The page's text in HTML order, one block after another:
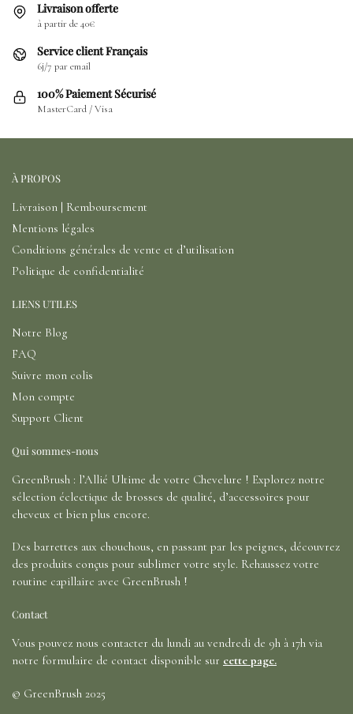
Livraison offerte
à partir de 40€
Service client Français
6j/7 par email
100% Paiement Sécurisé
MasterCard / Visa
À PROPOS
Livraison | Remboursement
Mentions légales
Conditions générales de vente et d’utilisation
Politique de confidentialité
LIENS UTILES
Notre Blog
FAQ
Suivre mon colis
Mon compte
Support Client
Qui sommes-nous
GreenBrush : l’Allié Ultime de votre Chevelure ! Explorez notre
sélection éclectique de brosses de qualité, d’accessoires pour
cheveux et bien plus encore.
Des barrettes aux chouchous, en passant par les peignes, découvrez
des produits conçus pour sublimer votre style. Rehaussez votre
routine capillaire avec GreenBrush !
Contact
Vous pouvez nous contacter du lundi au vendredi de 9h à 17h via
notre formulaire de contact disponible sur cette page.
© GreenBrush 2025